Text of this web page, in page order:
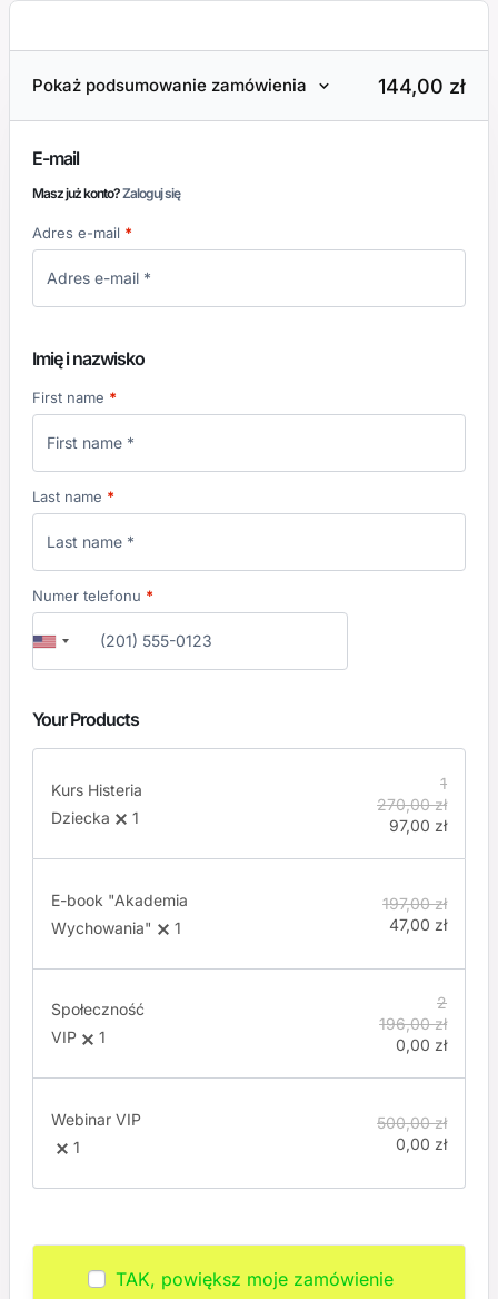
Pokaż podsumowanie zamówienia 144,00 zł
E-mail
Masz już konto?Zaloguj się
Adres e-mail *
Imię i nazwisko
First name *
Last name *
Numer telefonu *
Your Products
Kurs Histeria
Dziecka
1
1
270,00zł
97,00 zł
E-book "Akademia
Wychowania"
1
197,00zł
47,00 zł
Społeczność
VIP
1
2
196,00zł
0,00 zł
Webinar VIP
1
500,00zł
0,00 zł
TAK, powiększ moje zamówienie